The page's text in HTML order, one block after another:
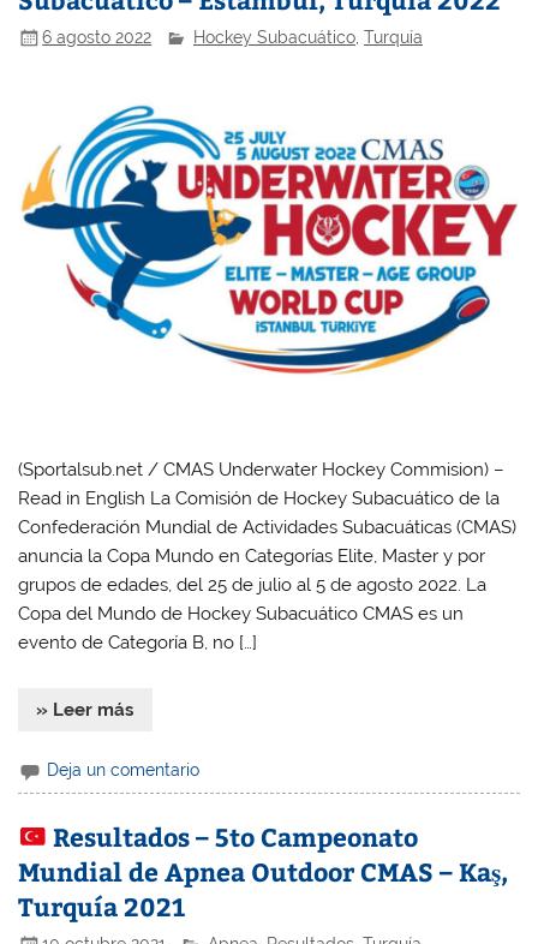
6 agosto 2022 Hockey Subacuático ,Turquía
(Sportalsub.net / CMAS Underwater Hockey Commision) –
Read in English La Comisión de Hockey Subacuático de la
Confederación Mundial de Actividades Subacuáticas (CMAS)
anuncia la Copa Mundo en Categorías Elite, Master y por
grupos de edades, del 25 de julio al 5 de agosto 2022. La
Copa del Mundo de Hockey Subacuático CMAS es un
evento de Categoría B, no […]
» Leer más
Deja un comentario
Resultados – 5to Campeonato
Mundial de Apnea Outdoor CMAS – Kaş,
Turquía 2021